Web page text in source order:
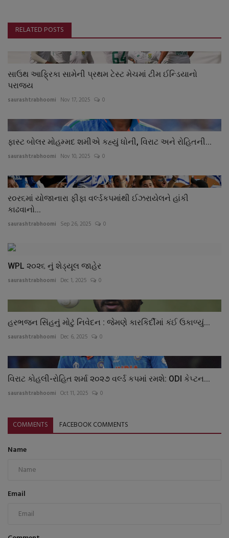
RELATED POSTS
સાઉથ આફ્રિકા સામેની પ્રથમ ટેસ્ટ મેચમાં ટીમ ઈન્ડિયાનો
પરાજય
saurashtrabhoomi Nov 17, 2025 0
ફાસ્ટ બોલર મોહમ્મદ શમીએ કહ્યું ધોની, વિરાટ અને રોહિતની...
saurashtrabhoomi Nov 10, 2025 0
ર૦ર૬માં યોજાનારા ફીફા વર્લ્ડકપમાંથી ઈઝરાયેલને હાંકી
કાઢવાનો...
saurashtrabhoomi Sep 26, 2025 0
WPL ૨૦૨૬ નું શેડ્યૂલ જાહેર
saurashtrabhoomi Dec 1, 2025 0
હરભજન સિંહનું મોટું નિવેદન : જેમણે કારકિર્દીમાં કંઈ ઉકાળ્યું...
saurashtrabhoomi Dec 6, 2025 0
વિરાટ કોહલી-રોહિત શર્મા ૨૦૨૭ વર્લ્ડ કપમાં રમશે: ODI કેપ્ટન...
saurashtrabhoomi Oct 11, 2025 0
COMMENTS FACEBOOK COMMENTS
Name
Email